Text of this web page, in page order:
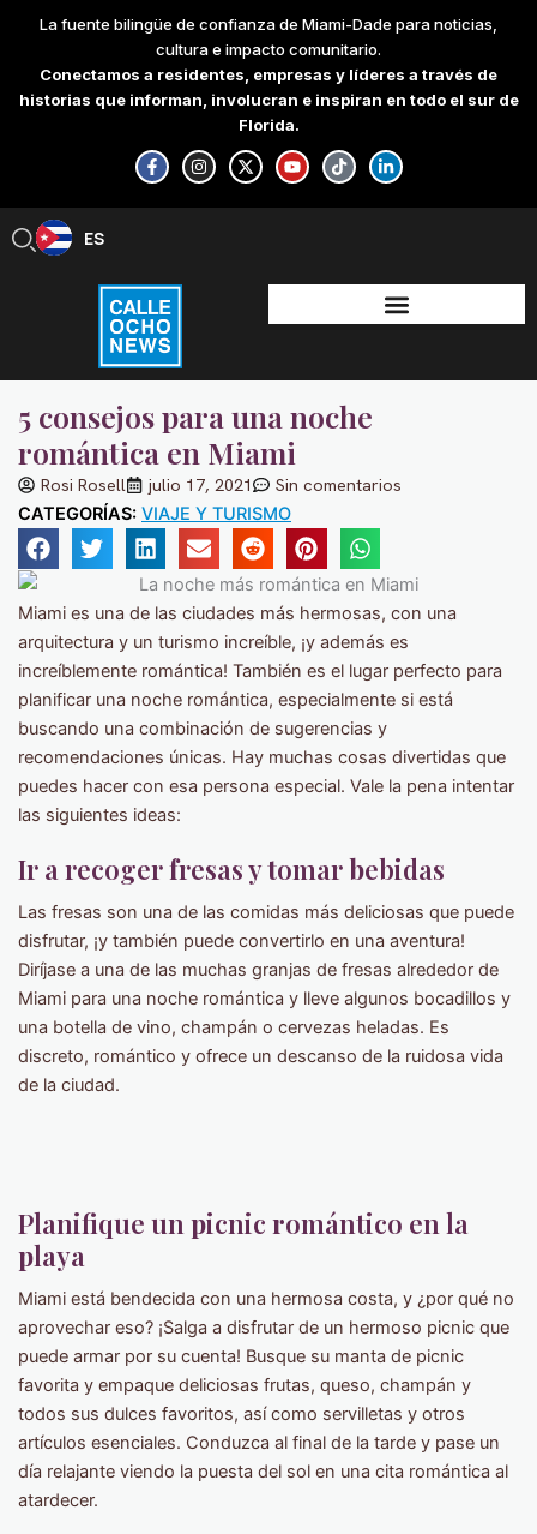
content
La fuente bilingüe de confianza de Miami-Dade para noticias,
cultura e impacto comunitario.
Conectamos a residentes, empresas y líderes a través de
historias que informan, involucran e inspiran en todo el sur de
Florida.
F
a
c
e
-
f
I
n
s
t
X
-
t
w
Y
o
u
t
T
i
k
t
L
i
n
k
-
i
n
ES
EN
5 consejos para una noche
romántica en Miami
Rosi Rosell julio 17, 2021 Sin comentarios
CATEGORÍAS: VIAJE Y TURISMO
Miami es una de las ciudades más hermosas, con una
arquitectura y un turismo increíble, ¡y además es
increíblemente romántica! También es el lugar perfecto para
planificar una noche romántica, especialmente si está
buscando una combinación de sugerencias y
recomendaciones únicas. Hay muchas cosas divertidas que
puedes hacer con esa persona especial. Vale la pena intentar
las siguientes ideas:
Ir a recogerfresas ytomarbebidas
Las fresas son una de las comidas más deliciosas que puede
disfrutar, ¡y también puede convertirlo en una aventura!
Diríjase a una de las muchas granjas de fresas alrededor de
Miami para una noche romántica y lleve algunos bocadillos y
una botella de vino, champán o cervezas heladas. Es
discreto, romántico y ofrece un descanso de la ruidosa vida
de la ciudad.
Planifique un picnic romántico en la
playa
Miami está bendecida con una hermosa costa, y ¿por qué no
aprovechar eso? ¡Salga a disfrutar de un hermoso picnic que
puede armar por su cuenta! Busque su manta de picnic
favorita y empaque deliciosas frutas, queso, champán y
todos sus dulces favoritos, así como servilletas y otros
artículos esenciales. Conduzca al final de la tarde y pase un
día relajante viendo la puesta del sol en una cita romántica al
atardecer.